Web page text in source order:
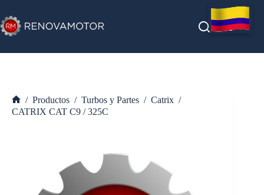
al
contenido
Inicio
/ Productos / Turbos y Partes / Catrix /
CATRIX CAT C9 / 325C